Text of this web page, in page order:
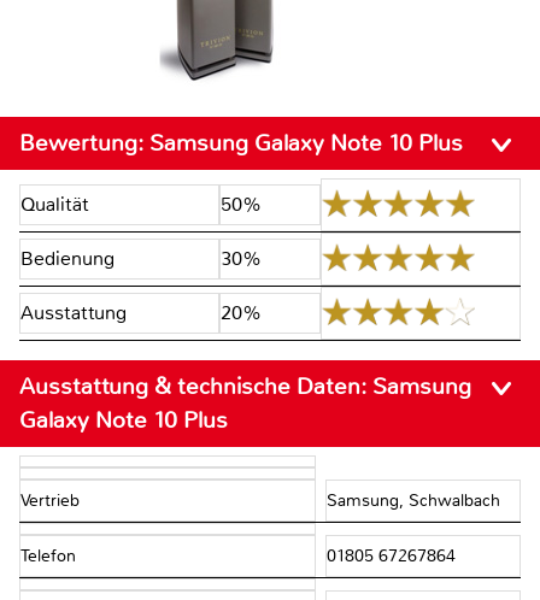
Bewertung: Samsung Galaxy Note 10 Plus
Qualität 50%
Bedienung 30%
Ausstattung 20%
Ausstattung & technische Daten: Samsung
Galaxy Note 10 Plus
Vertrieb Samsung, Schwalbach
Telefon 01805 67267864